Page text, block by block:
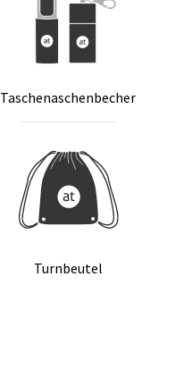
Ta­schen­a­schen­be­cher
Turn­beu­tel